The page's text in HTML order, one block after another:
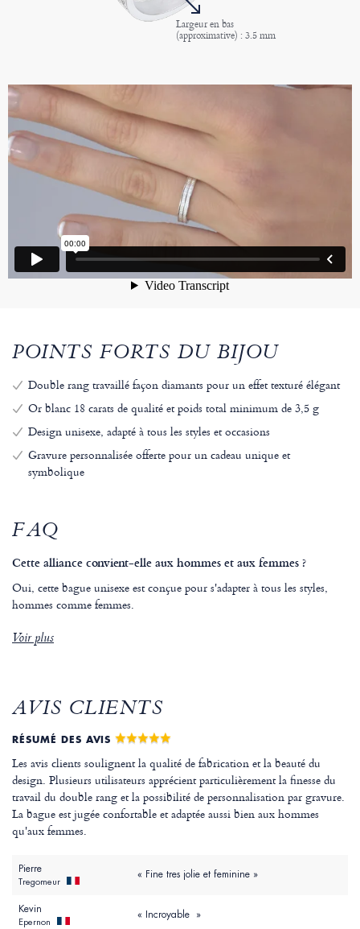
Largeur en bas
(approximative) : 3.5 mm
POINTS FORTS DU BIJOU
Double rang travaillé façon diamants pour un effet texturé élégant
Or blanc 18 carats de qualité et poids total minimum de 3,5 g
Design unisexe, adapté à tous les styles et occasions
Gravure personnalisée offerte pour un cadeau unique et
symbolique
FAQ
Cette alliance convient-elle aux hommes et aux femmes ?
Oui, cette bague unisexe est conçue pour s'adapter à tous les styles,
hommes comme femmes.
Voir plus
AVIS CLIENTS
RÉSUMÉ DES AVIS
Les avis clients soulignent la qualité de fabrication et la beauté du
design. Plusieurs utilisateurs apprécient particulièrement la finesse du
travail du double rang et la possibilité de personnalisation par gravure.
La bague est jugée confortable et adaptée aussi bien aux hommes
qu'aux femmes.
Pierre
Tregomeur
« Fine tres jolie et feminine »
Kevin
Epernon
« Incroyable »